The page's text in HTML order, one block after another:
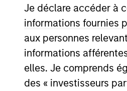
Je déclare accéder à
informations fournies
aux personnes
informations
elles. Je comprends
des « investisseurs
above are the
such owners.
only as a
monitoring by
or your use of